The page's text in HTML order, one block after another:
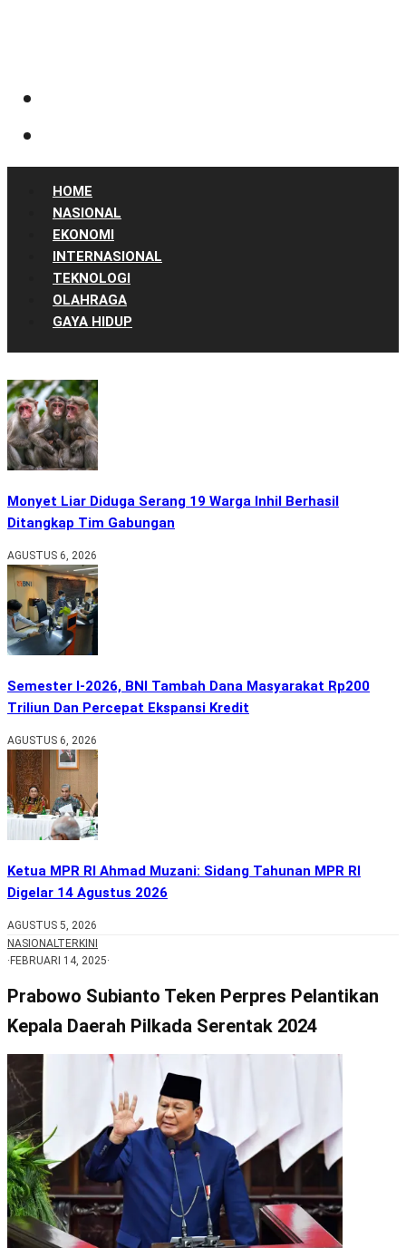
HOME
NASIONAL
EKONOMI
INTERNASIONAL
TEKNOLOGI
OLAHRAGA
GAYA HIDUP
Monyet Liar Diduga Serang 19 Warga Inhil Berhasil
Ditangkap Tim Gabungan
AGUSTUS 6, 2026
Semester I-2026, BNI Tambah Dana Masyarakat Rp200
Triliun Dan Percepat Ekspansi Kredit
AGUSTUS 6, 2026
Ketua MPR RI Ahmad Muzani: Sidang Tahunan MPR RI
Digelar 14 Agustus 2026
AGUSTUS 5, 2026
NASIONALTERKINI
· FEBRUARI 14, 2025·
Prabowo Subianto Teken Perpres Pelantikan
Kepala Daerah Pilkada Serentak 2024